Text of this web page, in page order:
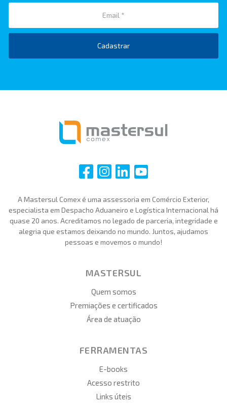
Cadastrar
i i i i
A Mastersul Comex é uma assessoria em Comércio Exterior,
especialista em Despacho Aduaneiro e Logística Internacional há
quase 20 anos. Acreditamos no legado de parceria, integridade e
alegria que estamos deixando no mundo. Juntos, ajudamos
pessoas e movemos o mundo!
MASTERSUL
Quem somos
Premiações e certificados
Área de atuação
FERRAMENTAS
E-books
Acesso restrito
Links úteis